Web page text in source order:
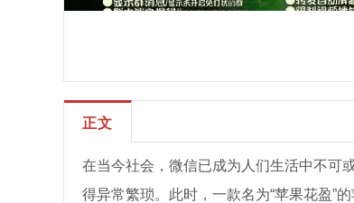
正文
在当今社会，微信已成为人们生活中不可
得异常繁琐。此时，一款名为“苹果花盈”